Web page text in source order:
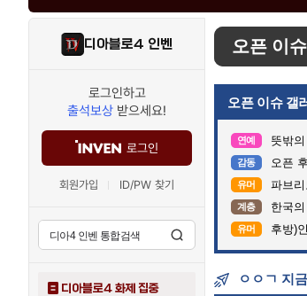
디아블로4 인벤
로그인하고
출석보상 받으세요!
로그인
회원가입 ID/PW 찾기
디아블로4 화제 집중
오픈 이
오픈 이슈 갤
연예 뜻밖
감동 오픈
유머 파브
계층 한국
유머 후방)인
ㅇㅇㄱ 지